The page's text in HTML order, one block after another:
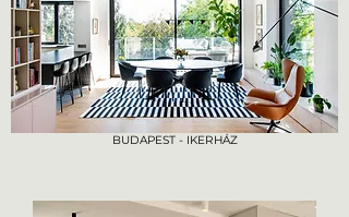
BUDAPEST - IKERHÁZ